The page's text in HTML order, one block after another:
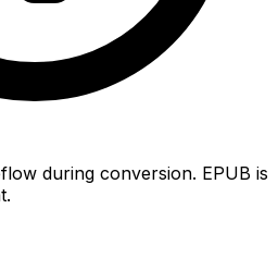
during conversion. EPUB is